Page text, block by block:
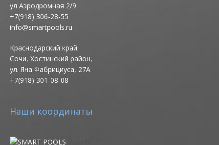
ул Аэродромная 2/9
+7(918) 306-28-55
info@smartpools.ru
Краснодарский край
Сочи, Хостинский район,
ул. Яна Фабрициуса, 27А
+7(918) 301-08-08
Наши координаты